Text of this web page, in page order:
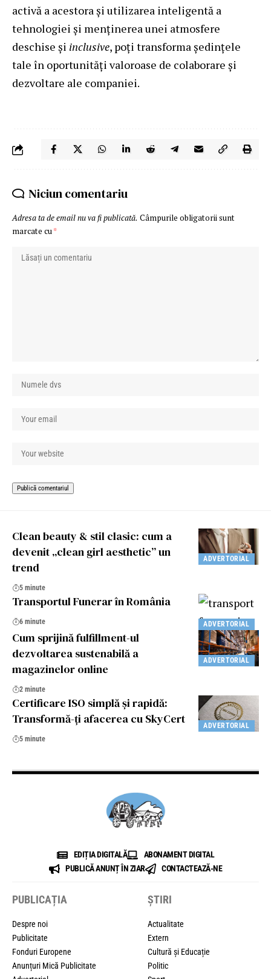
activă a acestora și utilizarea inteligentă a
tehnologiei și menținerea unei atmosfere
deschise și inclusive, poți transforma ședințele
tale în oportunități valoroase de colaborare și
dezvoltare ale companiei.
Niciun comentariu
Adresa ta de email nu va fi publicată. Câmpurile obligatorii sunt
marcate cu*
ADVERTORIAL
Clean beauty & stil clasic: cum a
devenit „clean girl aesthetic” un
trend
5 minute
ADVERTORIAL
Transportul Funerar în România
6 minute
ADVERTORIAL
Cum sprijină fulfillment-ul
dezvoltarea sustenabilă a
magazinelor online
2 minute
ADVERTORIAL
Certificare ISO simplă și rapidă:
Transformă-ți afacerea cu SkyCert
5 minute
EDIȚIA DIGITALĂ
ABONAMENT DIGITAL
PUBLICĂ ANUNȚ ÎN ZIAR
CONTACTEAZĂ-NE
PUBLICAȚIA
Despre noi
Publicitate
Fonduri Europene
Anunțuri Mică Publicitate
ȘTIRI
Actualitate
Extern
Cultură și Educație
Politic